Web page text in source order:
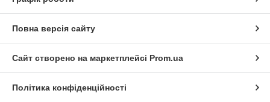
Повна версія сайту
Сайт створено на маркетплейсі Prom.ua
Політика конфіденційності